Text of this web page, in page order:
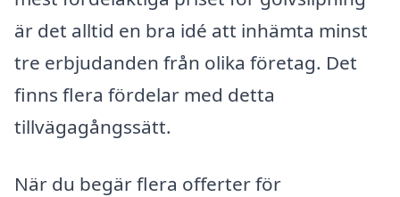
är det alltid en bra idé att inhämta minst
tre erbjudanden från olika företag. Det
finns flera fördelar med detta
tillvägagångssätt.
När du begär flera offerter för